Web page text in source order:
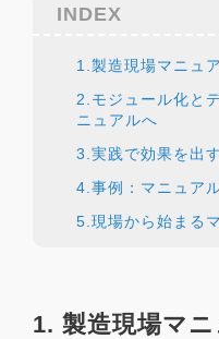
INDEX
1.製造現場マニュ
2.モジュール化と
ニュアルへ
3.実践で効果を出
4.事例：マニュア
5.現場から始まる
1. 製造現場マニ